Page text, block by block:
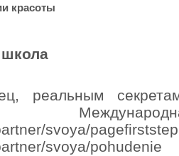
красоты
реальным
svoya/pagefirststep
svoya/pohudenie